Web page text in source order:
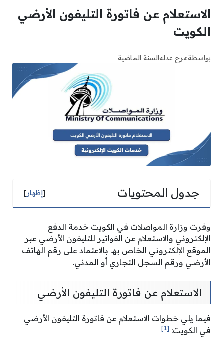
الاستعلام عن فاتورة التليفون الأرضي
الكويت
بواسطةمرح عدلهالسنة الماضية
جدول المحتويات [إظهار]
وفرت وزارة المواصلات في الكويت خدمة الدفع
الإلكتروني والاستعلام عن الفواتير للتليفون الأرضي عبر
الموقع الإلكتروني الخاص بها بالاعتماد على رقم الهاتف
الأرضي ورقم السجل التجاري أو المدني.
الاستعلام عن فاتورة التليفون الأرضي
فيما يلي خطوات الاستعلام عن فاتورة التليفون الأرضي
في الكويت: [1]